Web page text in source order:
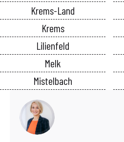
Krems-Land
Krems
Lilienfeld
Melk
Mistelbach